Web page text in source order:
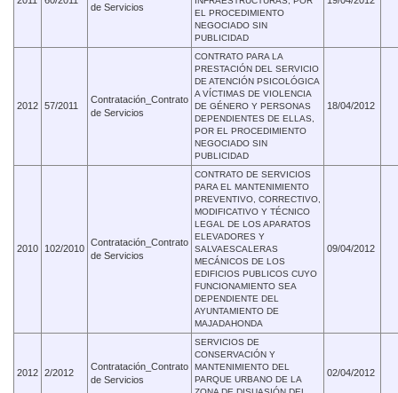
de Servicios
EL PROCEDIMIENTO
NEGOCIADO SIN
PUBLICIDAD
2012 57/2011
Contratación_Contrato
de Servicios
CONTRATO PARA LA
PRESTACIÓN DEL SERVICIO
DE ATENCIÓN PSICOLÓGICA
A VÍCTIMAS DE VIOLENCIA
DE GÉNERO Y PERSONAS
DEPENDIENTES DE ELLAS,
POR EL PROCEDIMIENTO
NEGOCIADO SIN
PUBLICIDAD
18/04/2012
2010 102/2010
Contratación_Contrato
de Servicios
CONTRATO DE SERVICIOS
PARA EL MANTENIMIENTO
PREVENTIVO, CORRECTIVO,
MODIFICATIVO Y TÉCNICO
LEGAL DE LOS APARATOS
ELEVADORES Y
SALVAESCALERAS
MECÁNICOS DE LOS
EDIFICIOS PUBLICOS CUYO
FUNCIONAMIENTO SEA
DEPENDIENTE DEL
AYUNTAMIENTO DE
MAJADAHONDA
09/04/2012
2012 2/2012
Contratación_Contrato
de Servicios
SERVICIOS DE
CONSERVACIÓN Y
MANTENIMIENTO DEL
PARQUE URBANO DE LA
02/04/2012